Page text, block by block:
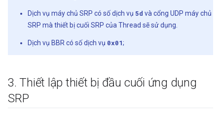
Dịch vụ máy chủ SRP có số dịch vụ 5d và cổng UDP máy chủ
SRP mà thiết bị cuối SRP của Thread sẽ sử dụng.
Dịch vụ BBR có số dịch vụ 0x01;
3. Thiết lập thiết bị đầu cuối ứng dụng
SRP